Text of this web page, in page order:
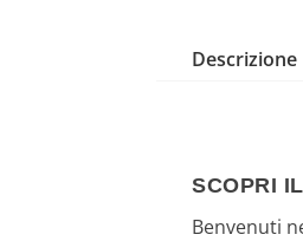
Descrizione
SCOPRI
Benvenuti